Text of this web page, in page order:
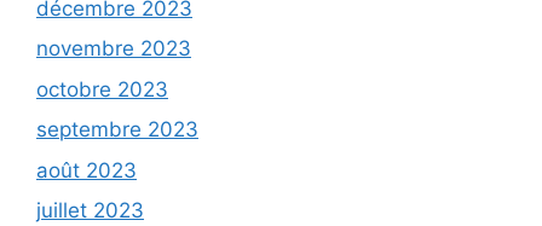
décembre 2023
novembre 2023
octobre 2023
septembre 2023
août 2023
juillet 2023